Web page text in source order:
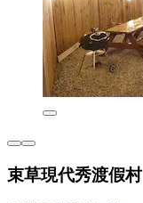
束草現代秀渡假村